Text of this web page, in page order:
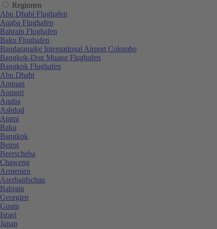
Regionen
Abu Dhabi Flughafen
Aqaba Flughafen
Bahrain Flughafen
Baku Flughafen
Bandaranaike International Airport Colombo
Bangkok-Don Muang Flughafen
Bangkok Flughafen
Abu Dhabi
Amman
Aomori
Aqaba
Ashdod
Atami
Baku
Bangkok
Beirut
Beerscheba
Chaweng
Armenien
Aserbaidschan
Bahrain
Georgien
Guam
Israel
Japan